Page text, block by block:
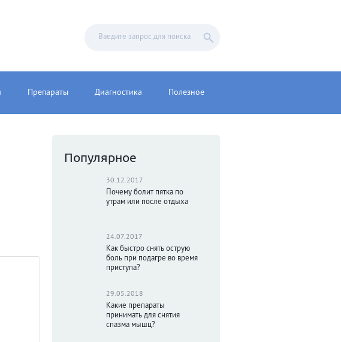
Препараты Диагностика Полезное
Популярное
30.12.2017
Почему болит пятка по
утрам или после отдыха
24.07.2017
Как быстро снять острую
боль при подагре во время
приступа?
29.05.2018
Какие препараты
принимать для снятия
спазма мышц?